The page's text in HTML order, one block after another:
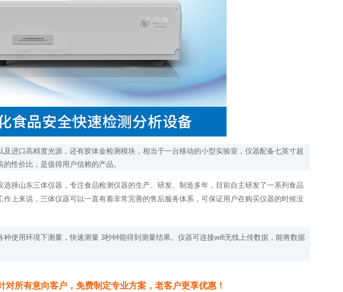
进口高精度光源，还有胶体金检测模块，相当于一台移动的小型实验室，仪器配备七英寸超
性价比，是值得用户信赖的产品。
择山东三体仪器，专注食品检测仪器的生产、研发、制造多年，目前自主研发了一系列食品
上来说，三体仪器可以一直有着非常完善的售后服务体系，可保证用户在购买仪器的时候没
种使用环境下测量，快速测量 3秒钟能得到测量结果。仪器可连接wifi无线上传数据，能将数据
对所有意向客户，免费制定专业方案，老客户更享优惠！